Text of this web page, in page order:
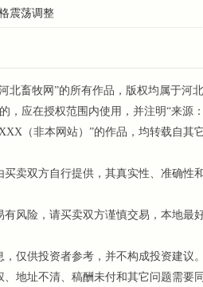
震荡调整
畜牧网”的所有作品，版权均属于河
，应在授权范围内使用，并注明“来源
（非本网站）”的作品，均转载自其
双方自行提供，其真实性、准确性
险，请买卖双方谨慎交易，本地最
仅供投资者参考 ，并不构成投资建议
址不清、稿酬未付和其它问题需要